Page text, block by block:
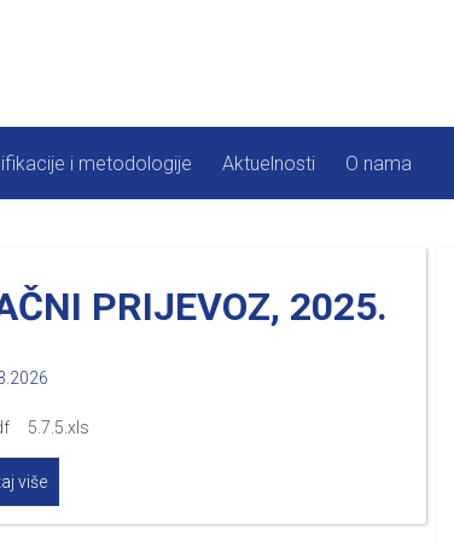
i metodologije Aktuelnosti O nama
PRIJEVOZ, 2025.
5.7.5.xls
više